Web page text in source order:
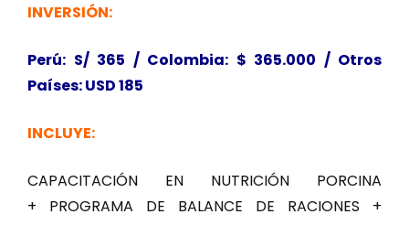
INVERSIÓN:
Perú: S/ 365 / Colombia: $ 365.000 / Otros
Países: USD 185
INCLUYE:
CAPACITACIÓN EN NUTRICIÓN PORCINA
+ PROGRAMA DE BALANCE DE RACIONES +